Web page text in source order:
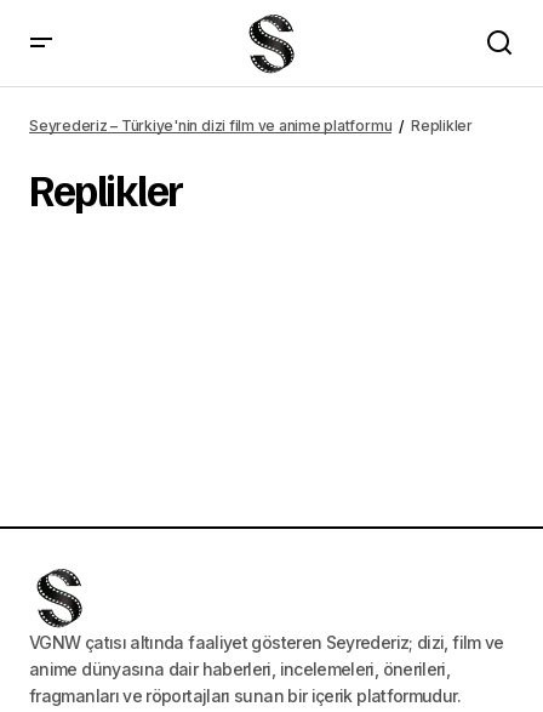
Seyrederiz – Türkiye'nin dizi film ve anime platformu Replikler
Replikler
VGNW çatısı altında faaliyet gösteren Seyrederiz; dizi, film ve
anime dünyasına dair haberleri, incelemeleri, önerileri,
fragmanları ve röportajları sunan bir içerik platformudur.